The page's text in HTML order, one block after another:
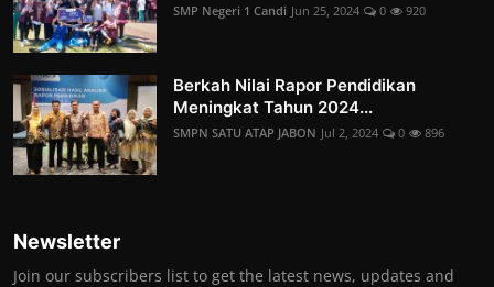
SMP Negeri 1 Candi Jun 25, 2024 0 920
Berkah Nilai Rapor Pendidikan
Meningkat Tahun 2024...
SMPN SATU ATAP JABON Jul 2, 2024 0 896
Newsletter
Join our subscribers list to get the latest news, updates and